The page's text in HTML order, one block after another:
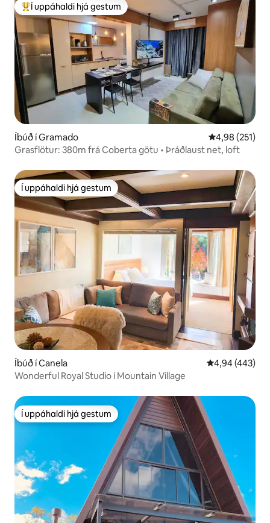
Í mestu uppáhaldi hjá gestum
Í uppáhaldi hjá gestum
Íbúð í Gramado 4,98 af 5 í
4,98 (251)
Grasflötur: 380m frá Coberta götu • Þráðlaust net, loft
Í uppáhaldi hjá gestum
Í uppáhaldi hjá gestum
Íbúð í Canela 4,94 af 5 í
4,94 (443)
Wonderful Royal Studio í Mountain Village
Í uppáhaldi hjá gestum
Í uppáhaldi hjá gestum